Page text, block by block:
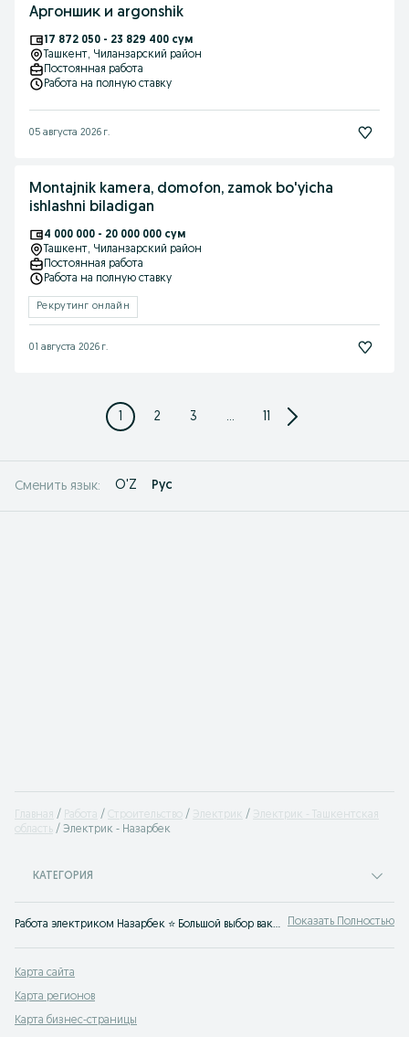
Аргоншик и argonshik
17 872 050 - 23 829 400 сум
Ташкент, Чиланзарский район
Постоянная работа
Работа на полную ставку
05 августа 2026 г.
Montajnik kamera, domofon, zamok bo'yicha
ishlashni biladigan
4 000 000 - 20 000 000 сум
Ташкент, Чиланзарский район
Постоянная работа
Работа на полную ставку
Рекрутинг онлайн
01 августа 2026 г.
1 2 3 ... 11
Сменить язык: O'Z Рус
Главная Работа Строительство Электрик
Электрик - Ташкентская
область
Электрик - Назарбек
КАТЕГОРИЯ
Работа электриком Назарбек ⭐ Большой выбор вакансий электрика ✔️ без опыта ✔️ инженером-электриком✔️ дежурным электриком ⮞⮞ OLX.uz Назарбек Показать Полностью
Карта сайта
Карта регионов
Карта бизнес-страницы